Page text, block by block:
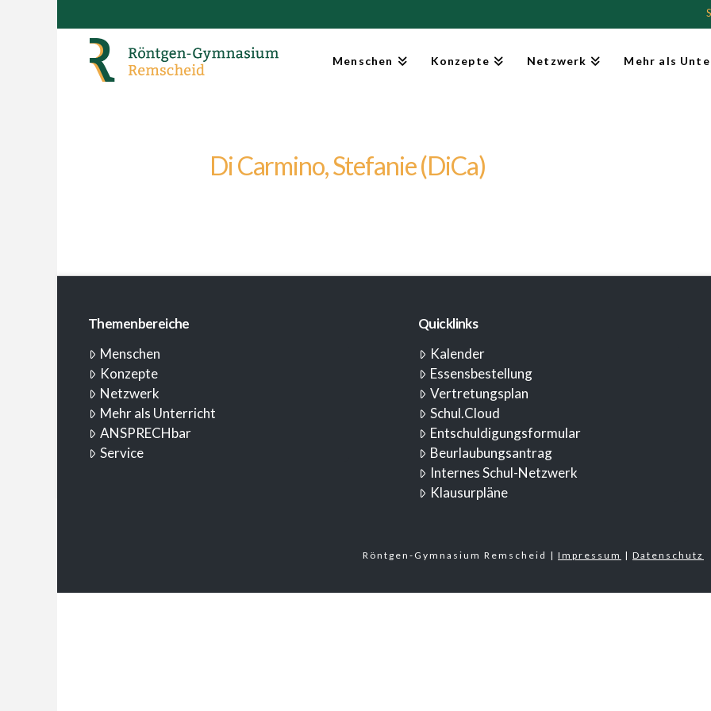
Menschen Konzepte Netzwerk Mehr als
Di Carmino, Stefanie (DiCa)
Themenbereiche
Menschen
Konzepte
Netzwerk
Mehr als Unterricht
ANSPRECHbar
Service
Quicklinks
Kalender
Essensbestellung
Vertretungsplan
Schul.Cloud
Entschuldigungsformular
Beurlaubungsantrag
Internes Schul-Netzwerk
Klausurpläne
Röntgen-Gymnasium Remscheid | Impressum | Datenschutz